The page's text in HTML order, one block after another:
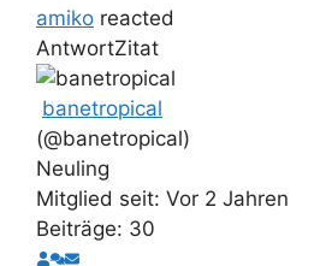
amiko reacted
AntwortZitat
banetropical
(@banetropical)
Neuling
Mitglied seit: Vor 2 Jahren
Beiträge: 30